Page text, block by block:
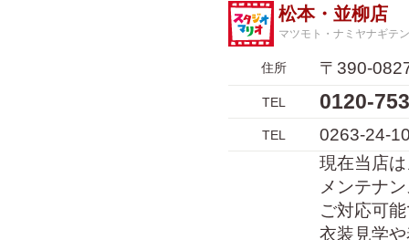
松本・並柳店
マツモト・ナミヤナギテン
住所 〒390-
TEL 0120-
TEL
0263-24-
現在当店
メンテナ
ご対応可
衣装見学